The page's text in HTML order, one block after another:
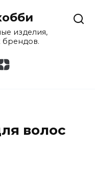
изделия,
брендов.
волос